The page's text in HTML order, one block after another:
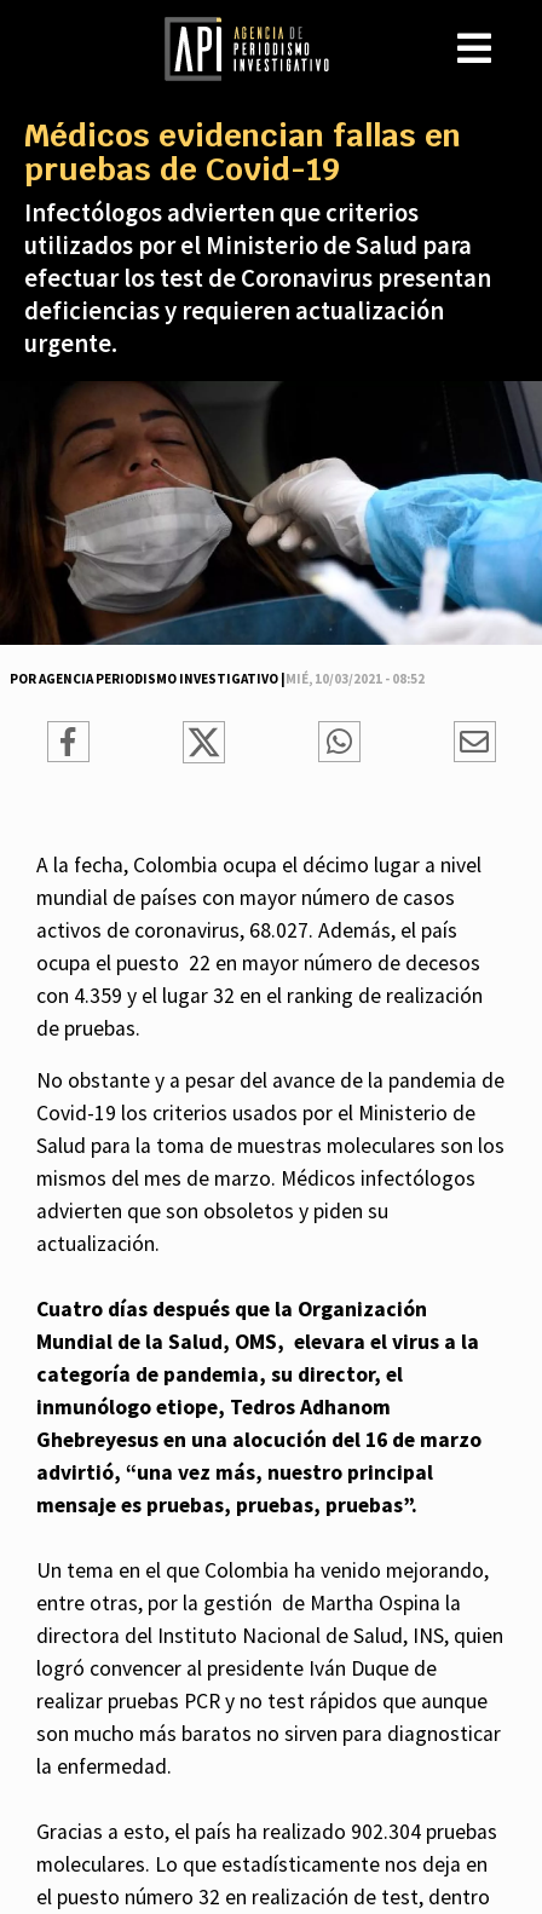
Médicos evidencian fallas en
pruebas de Covid-19
Infectólogos advierten que criterios
utilizados por el Ministerio de Salud para
efectuar los test de Coronavirus presentan
deficiencias y requieren actualización
urgente.
POR AGENCIA PERIODISMO INVESTIGATIVO | MIÉ, 10/03/2021 - 08:52
A la fecha, Colombia ocupa el décimo lugar a nivel
mundial de países con mayor número de casos
activos de coronavirus, 68.027. Además, el país
ocupa el puesto 22 en mayor número de decesos
con 4.359 y el lugar 32 en el ranking de realización
de pruebas.
No obstante y a pesar del avance de la pandemia de
Covid-19 los criterios usados por el Ministerio de
Salud para la toma de muestras moleculares son los
mismos del mes de marzo. Médicos infectólogos
advierten que son obsoletos y piden su
actualización.
Cuatro días después que la Organización
Mundial de la Salud, OMS, elevara el virus a la
categoría de pandemia, su director, el
inmunólogo etiope, Tedros Adhanom
Ghebreyesus en una alocución del 16 de marzo
advirtió, “una vez más, nuestro principal
mensaje es pruebas, pruebas, pruebas”.
Un tema en el que Colombia ha venido mejorando,
entre otras, por la gestión de Martha Ospina la
directora del Instituto Nacional de Salud, INS, quien
logró convencer al presidente Iván Duque de
realizar pruebas PCR y no test rápidos que aunque
son mucho más baratos no sirven para diagnosticar
la enfermedad.
Gracias a esto, el país ha realizado 902.304 pruebas
moleculares. Lo que estadísticamente nos deja en
el puesto número 32 en realización de test, dentro